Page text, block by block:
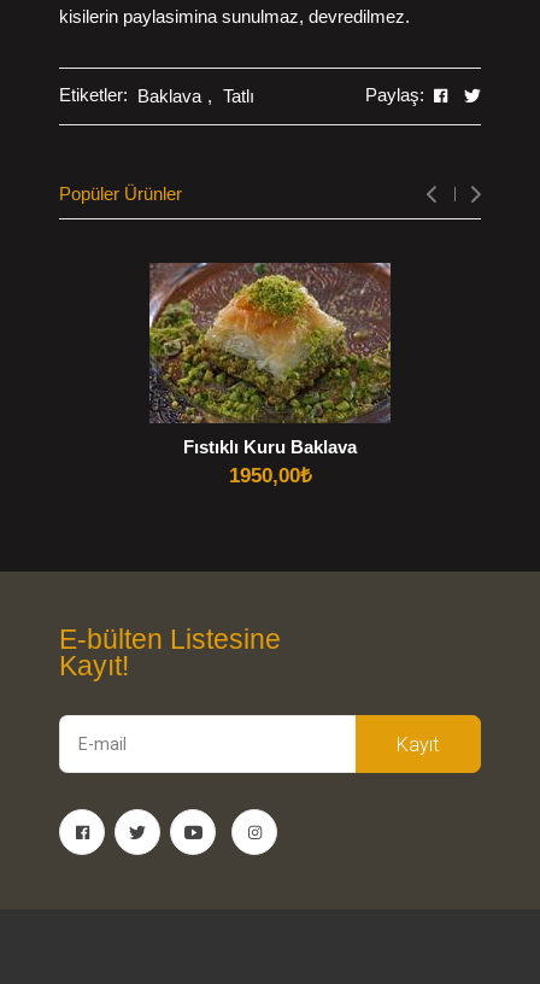
kisilerin paylasimina sunulmaz, devredilmez.
Etiketler: Baklava Tatlı Paylaş:
Popüler Ürünler
Fıstıklı Kuru Baklava
1950,00₺
E-bülten Listesine
Kayıt!
Kayıt